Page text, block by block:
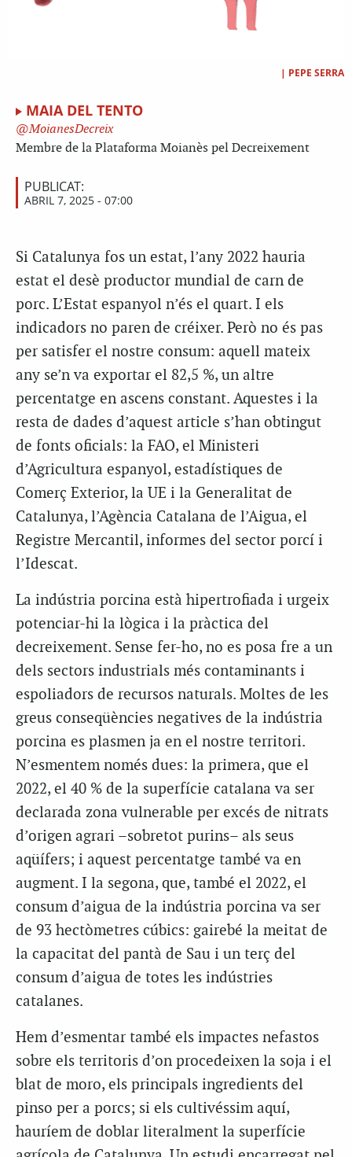
| PEPE SERRA
MAIA DEL TENTO
MoianesDecreix
Membre de la Plataforma Moianès pel Decreixement
PUBLICAT:
ABRIL 7, 2025 - 07:00
Si Catalunya fos un estat, l’any 2022 hauria
estat el desè productor mundial de carn de
porc. L’Estat espanyol n’és el quart. I els
indicadors no paren de créixer. Però no és pas
per satisfer el nostre consum: aquell mateix
any se’n va exportar el 82,5 %, un altre
percentatge en ascens constant. Aquestes i la
resta de dades d’aquest article s’han obtingut
de fonts oficials: la FAO, el Ministeri
d’Agricultura espanyol, estadístiques de
Comerç Exterior, la UE i la Generalitat de
Catalunya, l’Agència Catalana de l’Aigua, el
Registre Mercantil, informes del sector porcí i
l’Idescat.
La indústria porcina està hipertrofiada i urgeix
potenciar-hi la lògica i la pràctica del
decreixement. Sense fer-ho, no es posa fre a un
dels sectors industrials més contaminants i
espoliadors de recursos naturals. Moltes de les
greus conseqüències negatives de la indústria
porcina es plasmen ja en el nostre territori.
N’esmentem només dues: la primera, que el
2022, el 40 % de la superfície catalana va ser
declarada zona vulnerable per excés de nitrats
d’origen agrari –sobretot purins– als seus
aqüífers; i aquest percentatge també va en
augment. I la segona, que, també el 2022, el
consum d’aigua de la indústria porcina va ser
de 93 hectòmetres cúbics: gairebé la meitat de
la capacitat del pantà de Sau i un terç del
consum d’aigua de totes les indústries
catalanes.
Hem d’esmentar també els impactes nefastos
sobre els territoris d’on procedeixen la soja i el
blat de moro, els principals ingredients del
pinso per a porcs; si els cultivéssim aquí,
hauríem de doblar literalment la superfície